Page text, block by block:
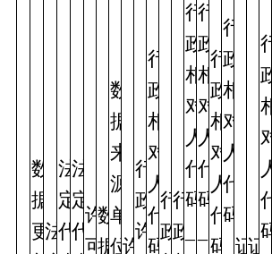
数
据
更法
法
定
代
法
定
代
许
可
数
据
数
据
来
源
单
位许
行
政
许
行
政
相
对
人
代
码
行
政
行
政
行
政
相
对
人
代
码
行
政
相
对
人
代
码
行
政
相
对
人
代
码
行
政
相
对
人
代
码
证证
行
政
相
对
人
代
码